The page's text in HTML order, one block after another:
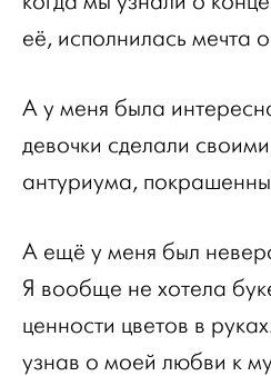
её, исполнилась мечта
А у меня была
девочки сделали
антуриума,
А ещё у меня был
Я вообще не хотела
ценности цветов в
узнав о моей любви к